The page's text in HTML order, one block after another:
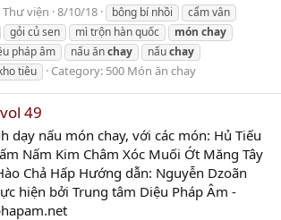
Thư viện 8/10/18 bông bí nhồi
cẩm vân
gỏi củ sen mì trộn hàn quốc món chay
pháp âm nấu ănchay nấuchay
tiêu
Category: 500 Món ăn chay
49
dạy nấu món chay, với các món: Hủ Tiếu
Nấm Kim Châm Xóc Muối Ớt Măng Tây
Chả Hấp Hướng dẫn: Nguyễn Dzoãn
hiện bởi Trung tâm Diệu Pháp Âm -